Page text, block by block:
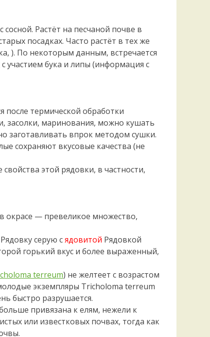
Растёт на песчаной почве в
посадках. Часто растёт в тех же
). По некоторым данным, встречается
участием бука и липы (информация с
после термической обработки
засолки, маринования, можно кушать
заготавливать впрок методом сушки.
сохраняют вкусовые качества (не
этой рядовки, в частности,
окрасе — превеликое множество,
серую сядовитой Рядовкой
горький вкус и более выраженный,
terreum) не желтеет с возрастом
экземпляры Tricholoma terreum
быстро разрушается.
привязана к елям, нежели к
или известковых почвах, тогда как